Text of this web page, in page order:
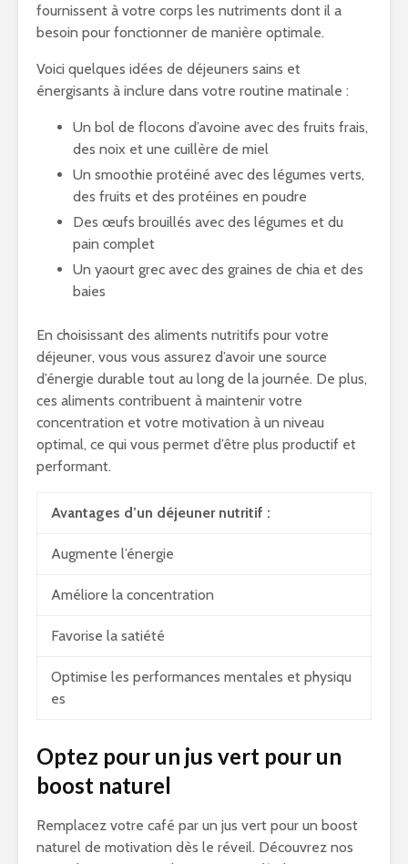
fournissent à votre corps les nutriments dont il a
besoin pour fonctionner de manière optimale.
Voici quelques idées de déjeuners sains et
énergisants à inclure dans votre routine matinale :
Un bol de flocons d’avoine avec des fruits frais,
des noix et une cuillère de miel
Un smoothie protéiné avec des légumes verts,
des fruits et des protéines en poudre
Des œufs brouillés avec des légumes et du
pain complet
Un yaourt grec avec des graines de chia et des
baies
En choisissant des aliments nutritifs pour votre
déjeuner, vous vous assurez d’avoir une source
d’énergie durable tout au long de la journée. De plus,
ces aliments contribuent à maintenir votre
concentration et votre motivation à un niveau
optimal, ce qui vous permet d’être plus productif et
performant.
Avantages d’un déjeuner nutritif :
Augmente l’énergie
Améliore la concentration
Favorise la satiété
Optimise les performances mentales et physiqu
es
Optez pour un jus vert pour un
boost naturel
Remplacez votre café par un jus vert pour un boost
naturel de motivation dès le réveil. Découvrez nos